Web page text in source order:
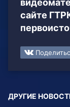
сайте
ДРУГИЕ